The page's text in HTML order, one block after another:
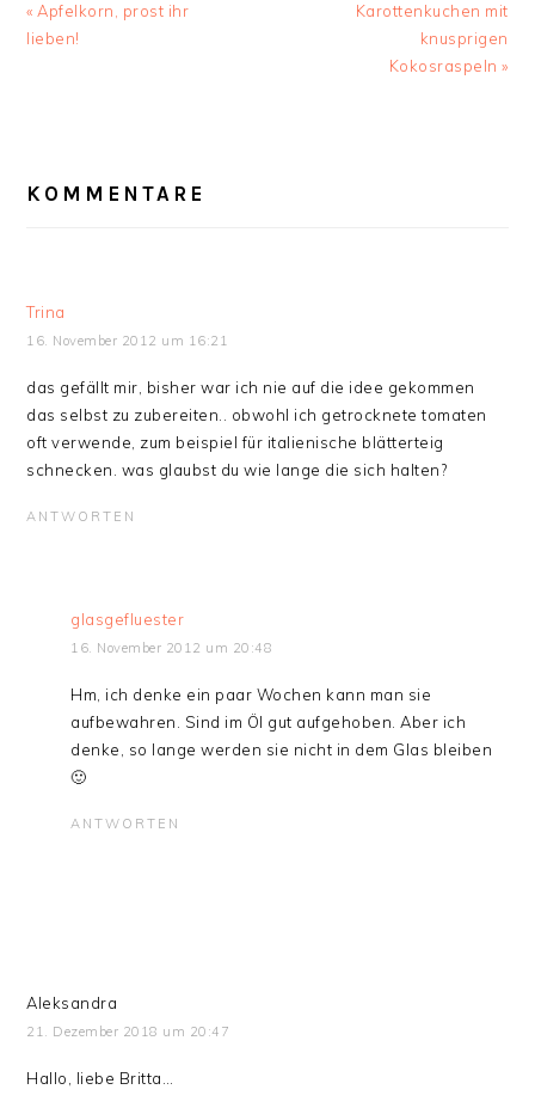
Vorheriger
Beitrag:
« Apfelkorn, prost ihr
lieben!
Nächster
Karottenkuchen mit
knusprigen
Kokosraspeln »
INTERAKTIONEN
KOMMENTARE
Trina
16. November 2012 um 16:21
das gefällt mir, bisher war ich nie auf die idee gekommen
das selbst zu zubereiten.. obwohl ich getrocknete tomaten
oft verwende, zum beispiel für italienische blätterteig
schnecken. was glaubst du wie lange die sich halten?
ANTWORTEN
glasgefluester
16. November 2012 um 20:48
Hm, ich denke ein paar Wochen kann man sie
aufbewahren. Sind im Öl gut aufgehoben. Aber ich
denke, so lange werden sie nicht in dem Glas bleiben
🙂
ANTWORTEN
Aleksandra
21. Dezember 2018 um 20:47
Hallo, liebe Britta…